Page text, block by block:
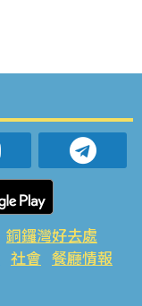
銅鑼灣好去處
社會 餐廳情報